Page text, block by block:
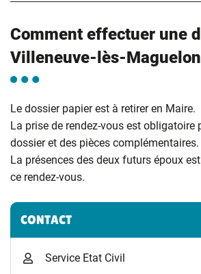
Comment effectuer une
Villeneuve-lès-
Le dossier papier est à retirer en Maire.
La prise de rendez-vous est obligatoire
dossier et des pièces complémentaires.
La présences des deux futurs époux
ce rendez-vous.
Informations
CONTACT
Service Etat Civil